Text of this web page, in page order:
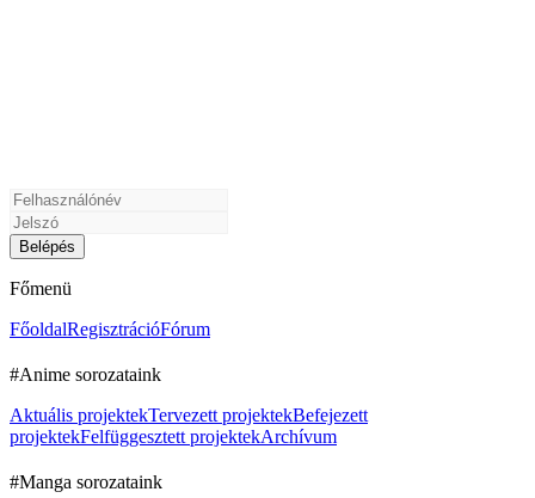
Főmenü
FőoldalRegisztrációFórum
#Anime sorozataink
Aktuális projektekTervezett projektekBefejezett
projektekFelfüggesztett projektekArchívum
#Manga sorozataink